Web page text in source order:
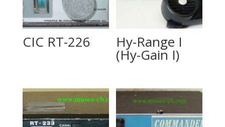
CIC RT-226 Hy-Range I
(Hy-Gain I)